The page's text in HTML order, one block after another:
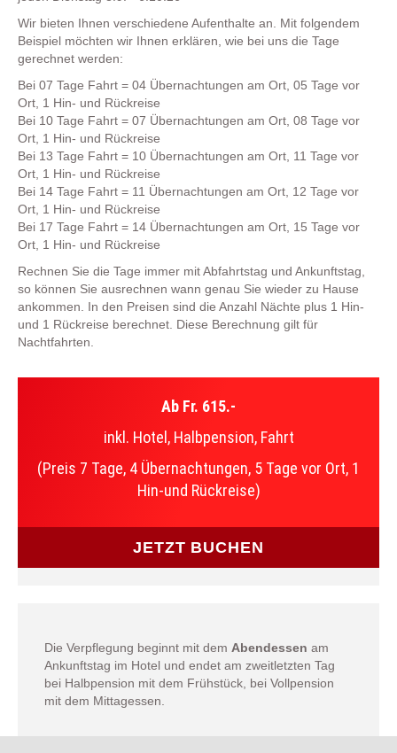
Wir bieten Ihnen verschiedene Aufenthalte an. Mit folgendem
Beispiel möchten wir Ihnen erklären, wie bei uns die Tage
gerechnet werden:
Bei 07 Tage Fahrt = 04 Übernachtungen am Ort, 05 Tage vor
Ort, 1 Hin- und Rückreise
Bei 10 Tage Fahrt = 07 Übernachtungen am Ort, 08 Tage vor
Ort, 1 Hin- und Rückreise
Bei 13 Tage Fahrt = 10 Übernachtungen am Ort, 11 Tage vor
Ort, 1 Hin- und Rückreise
Bei 14 Tage Fahrt = 11 Übernachtungen am Ort, 12 Tage vor
Ort, 1 Hin- und Rückreise
Bei 17 Tage Fahrt = 14 Übernachtungen am Ort, 15 Tage vor
Ort, 1 Hin- und Rückreise
Rechnen Sie die Tage immer mit Abfahrtstag und Ankunftstag,
so können Sie ausrechnen wann genau Sie wieder zu Hause
ankommen. In den Preisen sind die Anzahl Nächte plus 1 Hin-
und 1 Rückreise berechnet. Diese Berechnung gilt für
Nachtfahrten.
Ab Fr. 615.-
inkl. Hotel, Halbpension, Fahrt
(Preis 7 Tage, 4 Übernachtungen, 5 Tage vor Ort, 1
Hin-und Rückreise)
JETZT BUCHEN
Die Verpflegung beginnt mit dem Abendessen am
Ankunftstag im Hotel und endet am zweitletzten Tag
bei Halbpension mit dem Frühstück, bei Vollpension
mit dem Mittagessen.